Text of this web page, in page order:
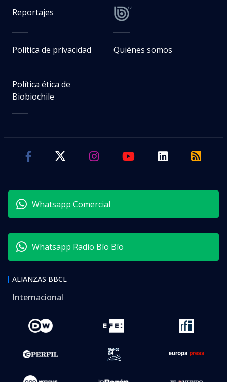
Reportajes
Política de privacidad Quiénes somos
Política ética de
Biobiochile
Whatsapp Comercial
Whatsapp Radio Bío Bío
ALIANZAS BBCL
Internacional